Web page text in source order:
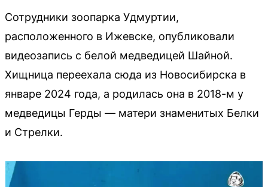
Сотрудники зоопарка Удмуртии,
расположенного в Ижевске, опубликовали
видеозапись с белой медведицей Шайной.
Хищница переехала сюда из Новосибирска в
январе 2024 года, а родилась она в 2018-м у
медведицы Герды — матери знаменитых Белки
и Стрелки.